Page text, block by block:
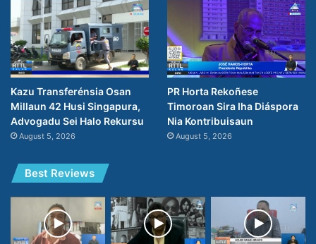
Kazu Transferénsia Osan
Millaun 42 Husi Singapura,
Advogadu Sei Halo Rekursu
August 5, 2026
PR Horta Rekoñese
Timoroan Sira Iha Diáspora
Nia Kontribuisaun
August 5, 2026
Best Reviews